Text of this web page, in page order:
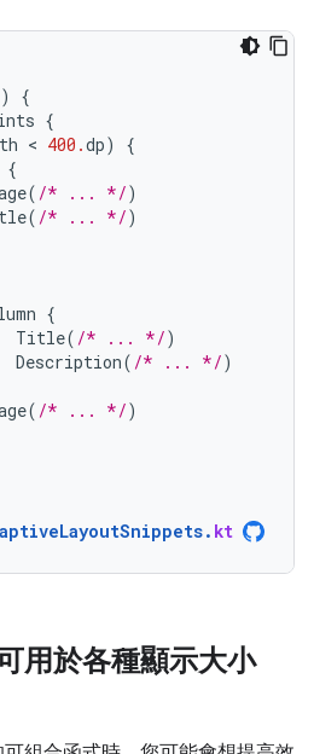
)
{
{
< 400.dp)
{
{
( /* ... */)
( /* ... */)
{
Title( /* ... */)
Description( /* ... */)
( /* ... */)
. kt
用於各種顯示大小